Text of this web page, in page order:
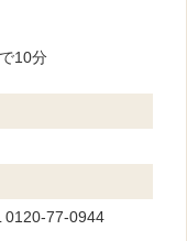
10分
0120-77-0944